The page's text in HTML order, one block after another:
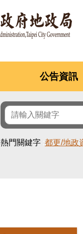
公告資訊
熱門關鍵字 都更/地政